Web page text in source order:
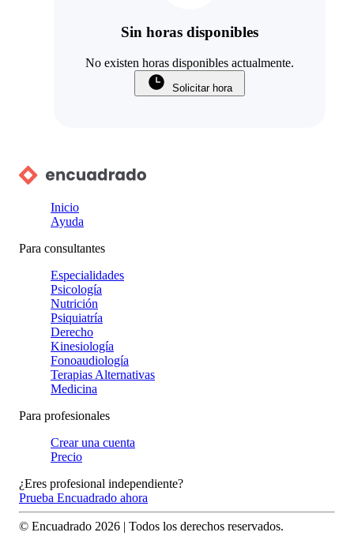
Sin horas disponibles
No existen horas disponibles actualmente.
Solicitar hora
Inicio
Ayuda
Para consultantes
Especialidades
Psicología
Nutrición
Psiquiatría
Derecho
Kinesiología
Fonoaudiología
Terapias Alternativas
Medicina
Para profesionales
Crear una cuenta
Precio
¿Eres profesional independiente?
Prueba Encuadrado ahora
© Encuadrado 2026 | Todos los derechos reservados.